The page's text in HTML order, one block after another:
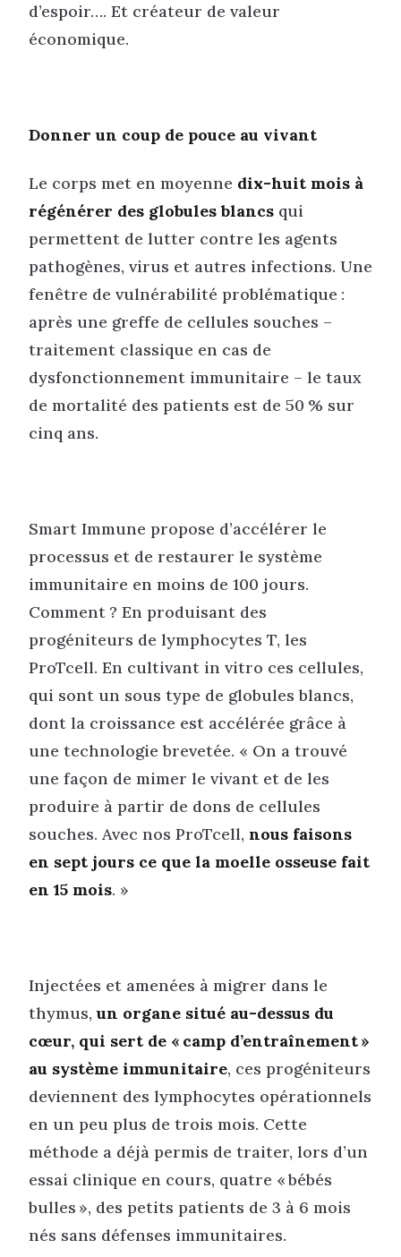
d’espoir…. Et créateur de valeur
économique.
Donner un coup de pouce au vivant
Le corps met en moyenne dix-huit mois à
régénérer des globules blancs qui
permettent de lutter contre les agents
pathogènes, virus et autres infections. Une
fenêtre de vulnérabilité problématique :
après une greffe de cellules souches –
traitement classique en cas de
dysfonctionnement immunitaire – le taux
de mortalité des patients est de 50 % sur
cinq ans.
Smart Immune propose d’accélérer le
processus et de restaurer le système
immunitaire en moins de 100 jours.
Comment ? En produisant des
progéniteurs de lymphocytes T, les
ProTcell. En cultivant in vitro ces cellules,
qui sont un sous type de globules blancs,
dont la croissance est accélérée grâce à
une technologie brevetée. « On a trouvé
une façon de mimer le vivant et de les
produire à partir de dons de cellules
souches. Avec nos ProTcell, nous faisons
en sept jours ce que la moelle osseuse fait
en 15 mois. »
Injectées et amenées à migrer dans le
thymus,un organe situé au-dessus du
cœur, qui sert de « camp d’entraînement »
au système immunitaire, ces progéniteurs
deviennent des lymphocytes opérationnels
en un peu plus de trois mois. Cette
méthode a déjà permis de traiter, lors d’un
essai clinique en cours, quatre « bébés
bulles », des petits patients de 3 à 6 mois
nés sans défenses immunitaires.